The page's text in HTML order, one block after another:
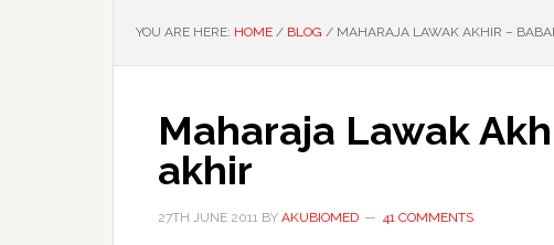
YOU ARE HERE: HOME / BLOG / MAHARAJA LAWAK AKHIR –
Maharaja Lawak
akhir
27TH JUNE 2011 BY AKUBIOMED 41 COMMENTS